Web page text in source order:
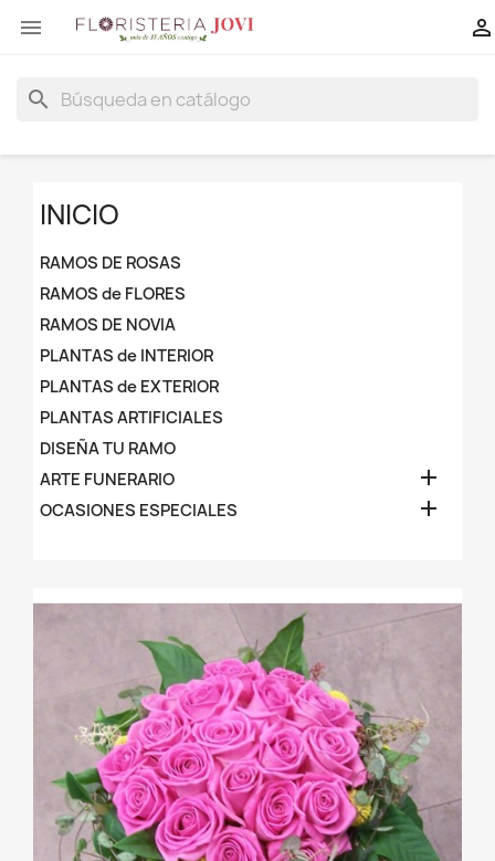
 
search
INICIO
RAMOS DE ROSAS
RAMOS de FLORES
RAMOS DE NOVIA
PLANTAS de INTERIOR
PLANTAS de EXTERIOR
PLANTAS ARTIFICIALES
DISEÑA TU RAMO
ARTE FUNERARIO

OCASIONES ESPECIALES 